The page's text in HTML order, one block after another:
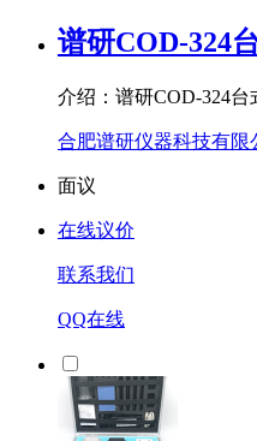
谱研COD-324
介绍：谱研COD-324
合肥谱研仪器科技有限
面议
在线议价
联系我们
QQ在线